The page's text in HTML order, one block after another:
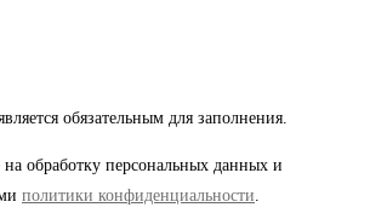
обязательным для заполнения.
на обработку персональных данных и
политики конфиденциальности